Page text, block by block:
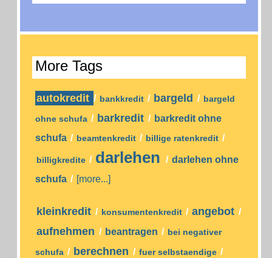
More Tags
autokredit / bankkredit / bargeld / bargeld
ohne schufa / barkredit / barkredit ohne
schufa / beamtenkredit / billige ratenkredit /
billigkredite / darlehen / darlehen ohne
schufa / [more...]
kleinkredit / konsumentenkredit / angebot /
aufnehmen / beantragen / bei negativer
schufa / berechnen / fuer selbstaendige /